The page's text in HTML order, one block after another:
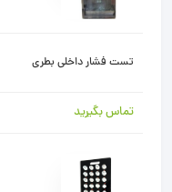
تست فشار داخلی بطری
تماس بگیرید